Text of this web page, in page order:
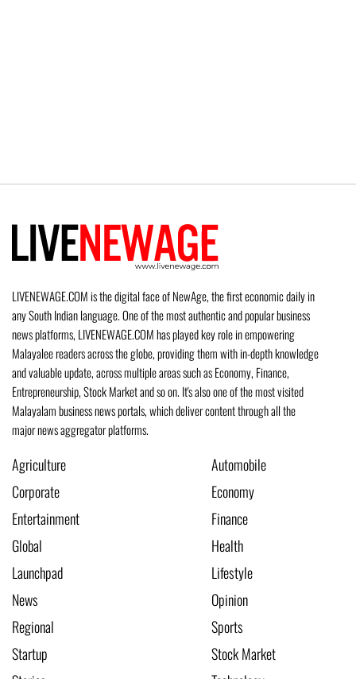
LIVENEWAGE.COM is the digital face of NewAge, the first economic daily in
any South Indian language. One of the most authentic and popular business
news platforms, LIVENEWAGE.COM has played key role in empowering
Malayalee readers across the globe, providing them with in-depth knowledge
and valuable update, across multiple areas such as Economy, Finance,
Entrepreneurship, Stock Market and so on. It's also one of the most visited
Malayalam business news portals, which deliver content through all the
major news aggregator platforms.
Agriculture
Automobile
Corporate
Economy
Entertainment
Finance
Global
Health
Launchpad
Lifestyle
News
Opinion
Regional
Sports
Startup
Stock Market